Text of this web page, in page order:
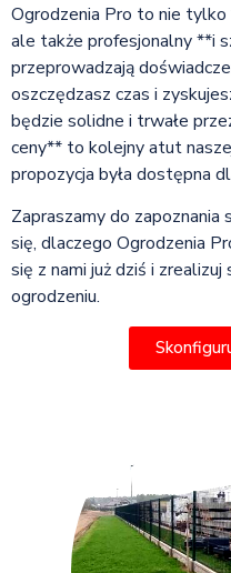
Ogrodzenia Pro to nie
ale także profesjonalny **i
przeprowadzają
oszczędzasz czas i
będzie solidne i trwałe
ceny** to kolejny atut
propozycja była dostępna
Zapraszamy do zapoznania
się, dlaczego Ogrodzenia
się z nami już dziś i
ogrodzeniu.